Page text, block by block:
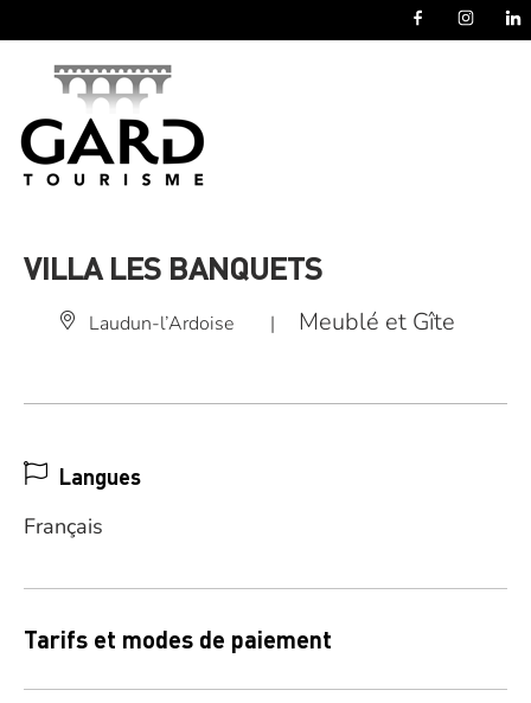
VILLA LES BANQUETS
Laudun-l’Ardoise | Meublé et Gîte
Langues
Français
Tarifs et modes de paiement